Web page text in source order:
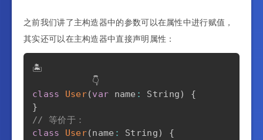
之前我们讲了主构造器中的参数可以在属性中进行赋值，
其实还可以在主构造器中直接声明属性：
🏝️
class
User(var name : String)
{
}
// 等价于：
class
User(name : String)
{